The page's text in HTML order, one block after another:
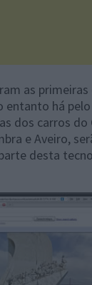
as primeiras
entanto há
dos carros do
e Aveiro,
desta